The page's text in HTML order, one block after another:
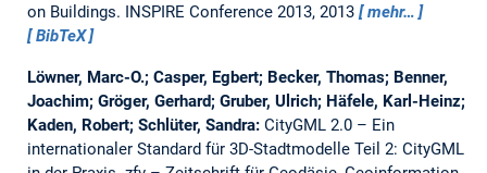
on Buildings. INSPIRE Conference 2013, 2013
mehr…
BibTeX
Löwner, Marc-O.; Casper, Egbert; Becker, Thomas; Benner,
Joachim; Gröger, Gerhard; Gruber, Ulrich; Häfele, Karl-Heinz;
Kaden, Robert; Schlüter, Sandra: CityGML 2.0 – Ein
internationaler Standard für 3D-Stadtmodelle Teil 2: CityGML